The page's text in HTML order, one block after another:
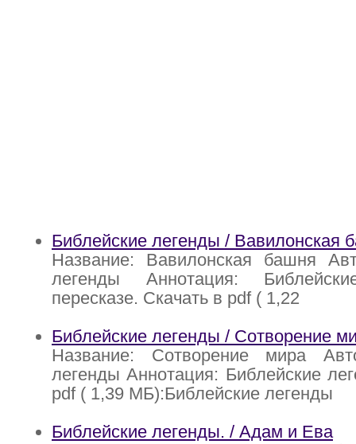
Библейские легенды / Вавилонская
Название: Вавилонская башня
легенды Аннотация:
пересказе. Скачать в pdf ( 1,22
Библейские легенды / Сотворение
Название: Сотворение мира
легенды Аннотация: Библейские
pdf ( 1,39 МБ):Библейские легенды
Библейские легенды. / Адам и Ева